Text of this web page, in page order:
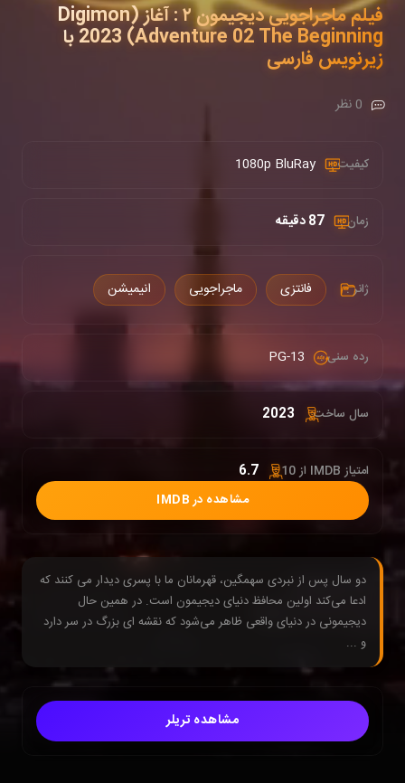
فیلم ماجراجویی دیجیمون ۲ : آغاز (Digimon
Adventure 02 The Beginning) 2023 با
زیرنویس فارسی
0 نظر
کیفیت : 1080p BluRay
زمان : 87 دقیقه
ژانر : فانتزی ماجراجویی انیمیشن
رده سنی : PG-13
سال ساخت: 2023
امتیاز IMDB از 10 : 6.7
مشاهده در IMDB
دو سال پس از نبردی سهمگین، قهرمانان ما با پسری دیدار می کنند که
ادعا می‌کند اولین محافظ دنیای دیجیمون است. در همین حال
دیجیمونی در دنیای واقعی ظاهر می‌شود که نقشه ای بزرگ در سر دارد
و ...
مشاهده تریلر